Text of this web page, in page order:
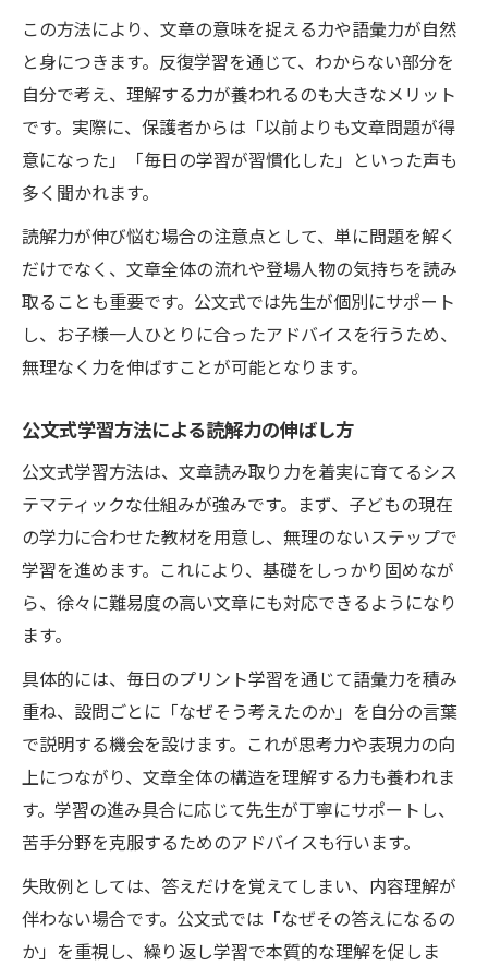
この方法により、文章の意味を捉える力や語彙力が自然
と身につきます。反復学習を通じて、わからない部分を
自分で考え、理解する力が養われるのも大きなメリット
です。実際に、保護者からは「以前よりも文章問題が得
意になった」「毎日の学習が習慣化した」といった声も
多く聞かれます。
読解力が伸び悩む場合の注意点として、単に問題を解く
だけでなく、文章全体の流れや登場人物の気持ちを読み
取ることも重要です。公文式では先生が個別にサポート
し、お子様一人ひとりに合ったアドバイスを行うため、
無理なく力を伸ばすことが可能となります。
公文式学習方法による読解力の伸ばし方
公文式学習方法は、文章読み取り力を着実に育てるシス
テマティックな仕組みが強みです。まず、子どもの現在
の学力に合わせた教材を用意し、無理のないステップで
学習を進めます。これにより、基礎をしっかり固めなが
ら、徐々に難易度の高い文章にも対応できるようになり
ます。
具体的には、毎日のプリント学習を通じて語彙力を積み
重ね、設問ごとに「なぜそう考えたのか」を自分の言葉
で説明する機会を設けます。これが思考力や表現力の向
上につながり、文章全体の構造を理解する力も養われま
す。学習の進み具合に応じて先生が丁寧にサポートし、
苦手分野を克服するためのアドバイスも行います。
失敗例としては、答えだけを覚えてしまい、内容理解が
伴わない場合です。公文式では「なぜその答えになるの
か」を重視し、繰り返し学習で本質的な理解を促しま